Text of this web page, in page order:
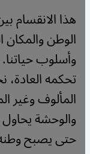
هذا الانقسام
الوطن والمكان
وأسلوب
تحكمه العادة،
المألوف وغير
والوحشة
حتى يصبح